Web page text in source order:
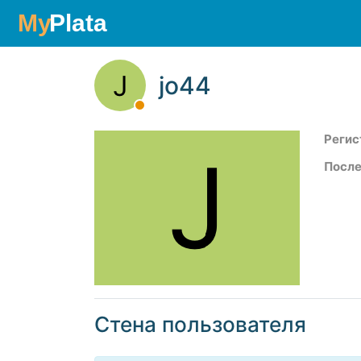
J jo44
J
Стена пользователя